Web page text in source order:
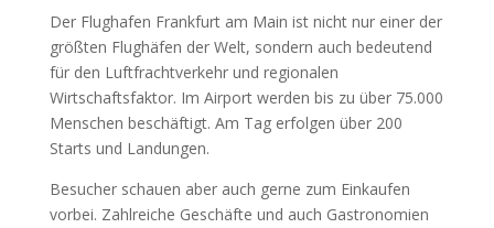
Der Flughafen Frankfurt am Main ist nicht nur einer der
größten Flughäfen der Welt, sondern auch bedeutend
für den Luftfrachtverkehr und regionalen
Wirtschaftsfaktor. Im Airport werden bis zu über 75.000
Menschen beschäftigt. Am Tag erfolgen über 200
Starts und Landungen.
Besucher schauen aber auch gerne zum Einkaufen
vorbei. Zahlreiche Geschäfte und auch Gastronomien